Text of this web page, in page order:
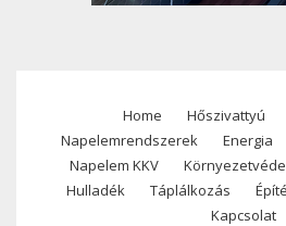
Footer
menu
Home Hőszivattyú
Napelemrendszerek
Energia
Napelem KKV
Hulladék
Táplálkozás
Kapcsolat